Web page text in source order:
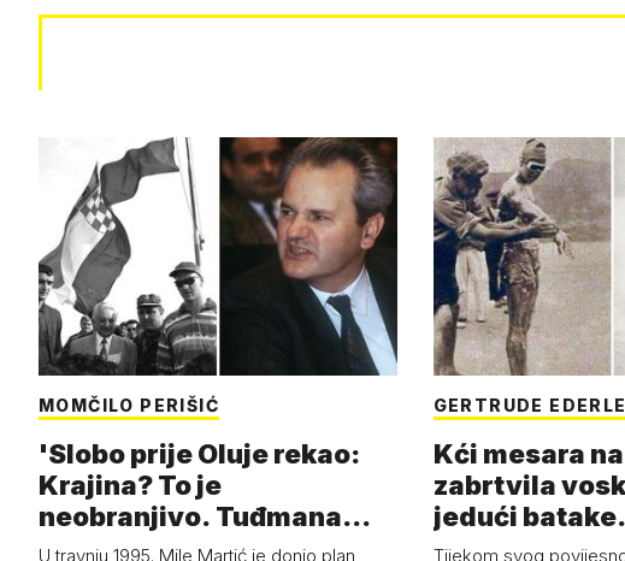
MOMČILO PERIŠIĆ
'Slobo prije Oluje rekao:
Krajina? To je
neobranjivo. Tuđmana
zvao Krivousti'
U travnju 1995. Mile Martić je donio plan
GERTRUDE EDERLE
Kći mesara
zabrtvila
jedući
Tijekom svog